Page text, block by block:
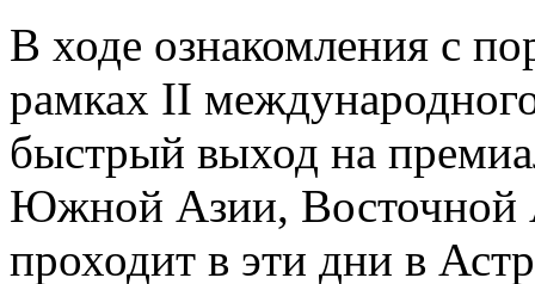
В ходе ознакомления с
рамках II
быстрый выход на
Южной Азии, Восточной
проходит в эти дни в